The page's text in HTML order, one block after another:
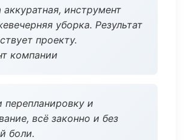
аккуратная, инструмент
уборка. Результат
проекту.
компании
перепланировку и
всё законно и без
боли.